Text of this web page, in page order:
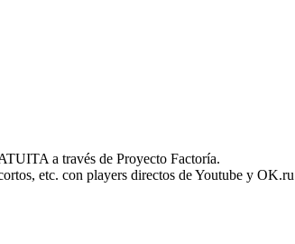
a través de Proyecto Factoría.
etc. con players directos de Youtube y OK.ru